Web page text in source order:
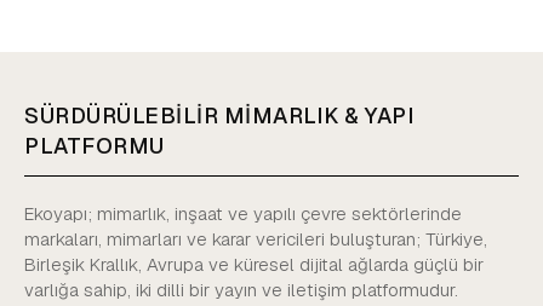
SÜRDÜRÜLEBİLİR MİMARLIK & YAPI
PLATFORMU
Ekoyapı; mimarlık, inşaat ve yapılı çevre sektörlerinde
markaları, mimarları ve karar vericileri buluşturan; Türkiye,
Birleşik Krallık, Avrupa ve küresel dijital ağlarda güçlü bir
varlığa sahip, iki dilli bir yayın ve iletişim platformudur.